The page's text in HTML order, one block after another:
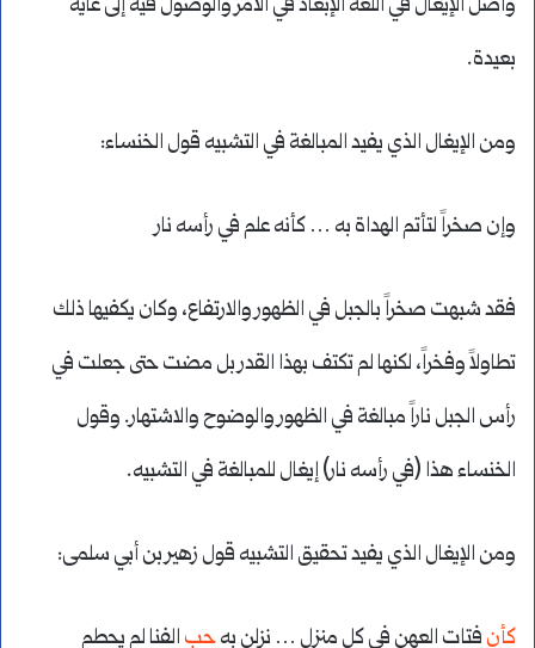
وأصل الإيغال في اللغة الإبعاد في الأمر والوصول فيه إلى غاية
بعيدة.
ومن الإيغال الذي يفيد المبالغة في التشبيه قول الخنساء:
وإن صخراً لتأتم الهداة به … كأنه علم في رأسه نار
فقد شبهت صخراً بالجبل في الظهور والارتفاع، وكان يكفيها ذلك
تطاولاً وفخراً، لكنها لم تكتف بهذا القدر بل مضت حتى جعلت في
رأس الجبل ناراً مبالغة في الظهور والوضوح والاشتهار. وقول
الخنساء هذا (في رأسه نار) إيغال للمبالغة في التشبيه.
ومن الإيغال الذي يفيد تحقيق التشبيه قول زهير بن أبي سلمى:
كأن فتات العهن في كل منزل … نزلن بهحب الفنا لم يحطم